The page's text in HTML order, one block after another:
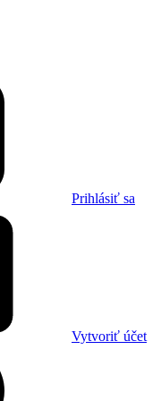
Prihlásiť sa
Vytvoriť účet